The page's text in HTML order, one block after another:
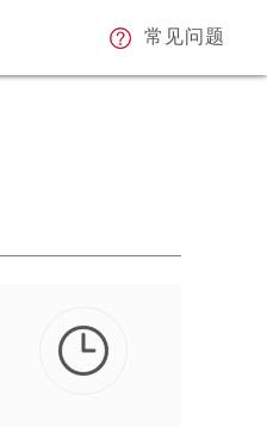
常见问题